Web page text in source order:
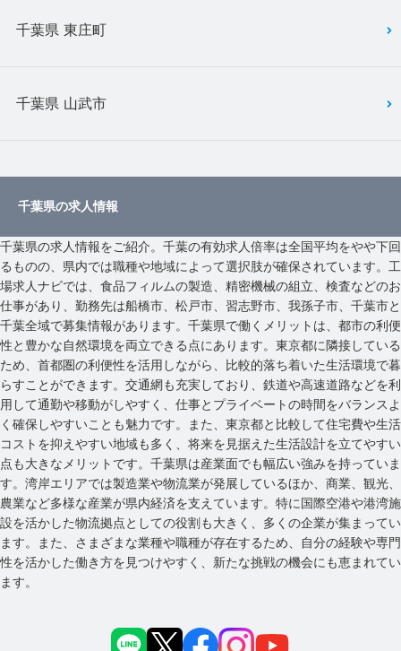
千葉県 東庄町
千葉県 山武市
千葉県の求人情報
千葉県の求人情報をご紹介。千葉の有効求人倍率は全国平均をやや下回
るものの、県内では職種や地域によって選択肢が確保されています。工
場求人ナビでは、食品フィルムの製造、精密機械の組立、検査などのお
仕事があり、勤務先は船橋市、松戸市、習志野市、我孫子市、千葉市と
千葉全域で募集情報があります。千葉県で働くメリットは、都市の利便
性と豊かな自然環境を両立できる点にあります。東京都に隣接している
ため、首都圏の利便性を活用しながら、比較的落ち着いた生活環境で暮
らすことができます。交通網も充実しており、鉄道や高速道路などを利
用して通勤や移動がしやすく、仕事とプライベートの時間をバランスよ
く確保しやすいことも魅力です。また、東京都と比較して住宅費や生活
コストを抑えやすい地域も多く、将来を見据えた生活設計を立てやすい
点も大きなメリットです。千葉県は産業面でも幅広い強みを持っていま
す。湾岸エリアでは製造業や物流業が発展しているほか、商業、観光、
農業など多様な産業が県内経済を支えています。特に国際空港や港湾施
設を活かした物流拠点としての役割も大きく、多くの企業が集まってい
ます。また、さまざまな業種や職種が存在するため、自分の経験や専門
性を活かした働き方を見つけやすく、新たな挑戦の機会にも恵まれてい
ます。